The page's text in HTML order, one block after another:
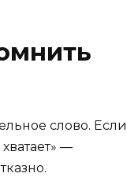
слово. Если
—